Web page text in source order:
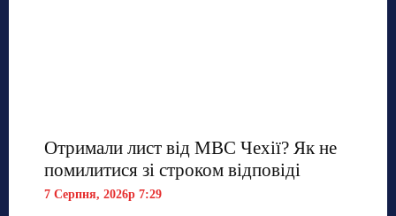
Отримали лист від МВС Чехії? Як не
помилитися зі строком відповіді
7 Серпня, 2026р 7:29